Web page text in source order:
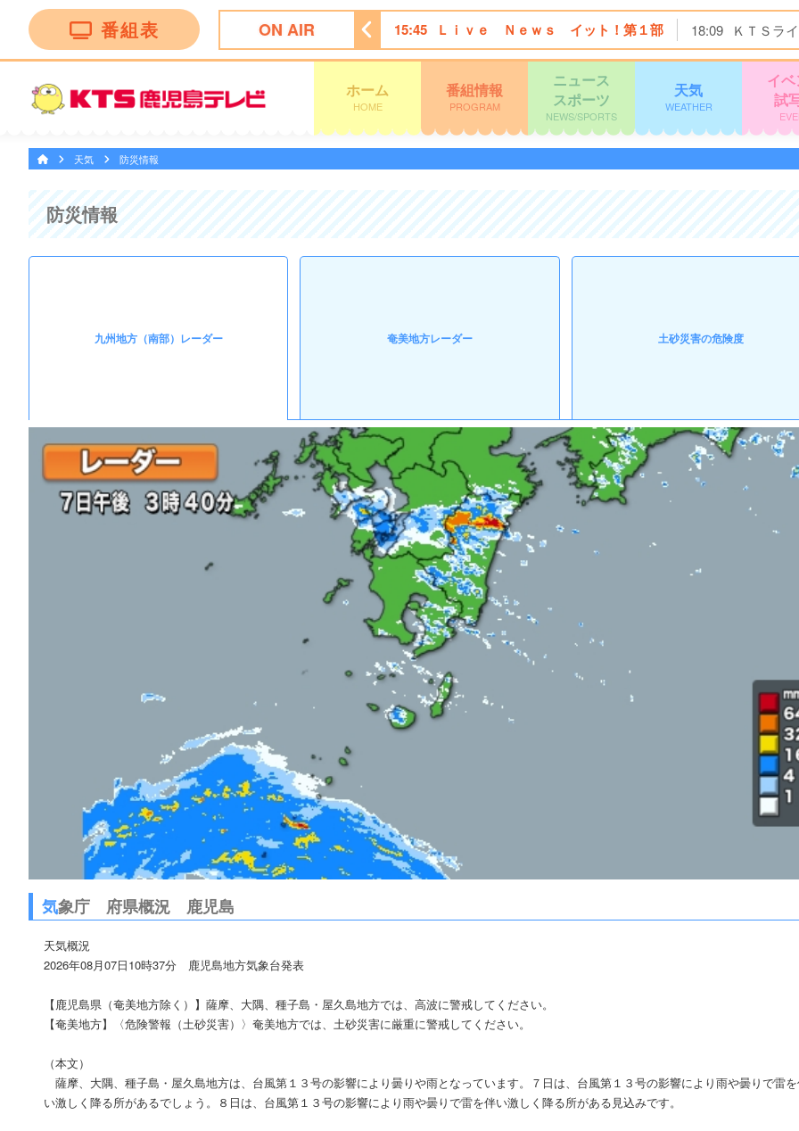
番組表 ON AIR
14:50 ぽよチャンネル ミキティダイニング 15:45 Ｌｉｖｅ Ｎｅｗｓ イット！第１部 18:09 ＫＴＳラ
ホーム
HOME
番組情報
PROGRAM
ニュース
スポーツ
NEWS/SPORTS
天気
WEATHER
イ
試
天気 防災情報
防災情報
九州地方（南部）レーダー 奄美地方レーダー 土砂災害の危険度
気象庁 府県概況 鹿児島
天気概況
2026年08月07日10時37分 鹿児島地方気象台発表
【鹿児島県（奄美地方除く）】薩摩、大隅、種子島・屋久島地方では、高波に警戒してください。
【奄美地方】〈危険警報（土砂災害）〉奄美地方では、土砂災害に厳重に警戒してください。
（本文）
薩摩、大隅、種子島・屋久島地方は、台風第１３号の影響により曇りや雨となっています。７日は、台風第１３号の影響により雨や曇りで雷
い激しく降る所があるでしょう。８日は、台風第１３号の影響により雨や曇りで雷を伴い激しく降る所がある見込みです。